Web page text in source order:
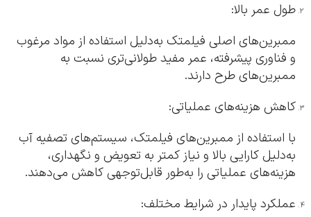
طول عمر بالا:
ممبرین‌های اصلی فیلمتک به‌دلیل استفاده از مواد مرغوب
و فناوری پیشرفته، عمر مفید طولانی‌تری نسبت به
ممبرین‌های طرح دارند.
کاهش هزینه‌های عملیاتی:
با استفاده از ممبرین‌های فیلمتک، سیستم‌های تصفیه آب
به‌دلیل کارایی بالا و نیاز کمتر به تعویض و نگهداری،
هزینه‌های عملیاتی را به‌طور قابل‌توجهی کاهش می‌دهند.
عملکرد پایدار در شرایط مختلف: